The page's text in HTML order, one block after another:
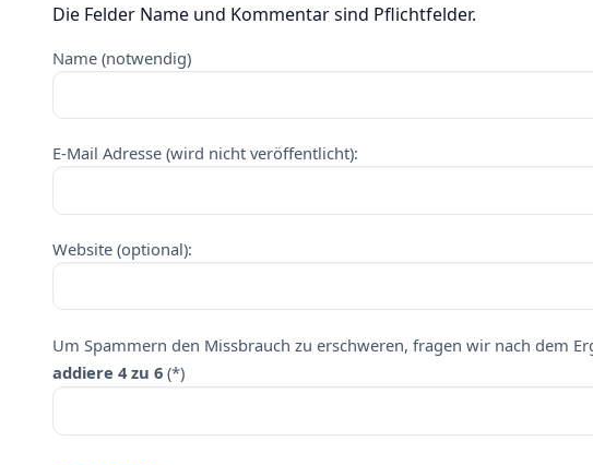
Die Felder Name und Kommentar sind Pflichtfelder.
Name (notwendig)
E-Mail Adresse (wird nicht veröffentlicht):
Website (optional):
Um Spammern den Missbrauch zu erschweren, fragen wir nach dem
addiere 4 zu 6 (*)